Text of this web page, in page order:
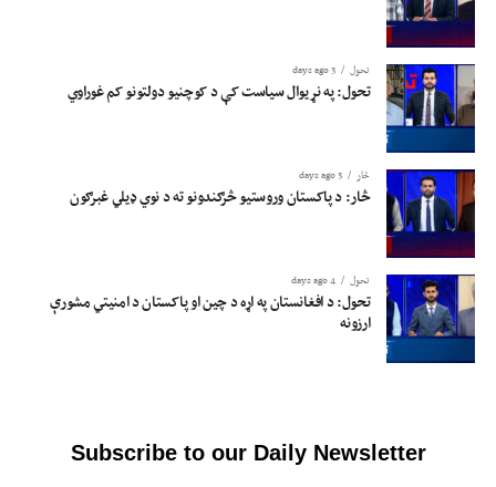
تحول 3 days ago
تحول: په نړیوال سیاست کې د کوچنیو دولتونو کم غوراوي
څار 3 days ago
څار: د پاکستان وروستیو څرګندونو ته د نوي ډیلي غبرګون
تحول 4 days ago
تحول: د افغانستان په اړه د چین او پاکستان د امنیتي مشورې
ارزونه
Subscribe to our Daily Newsletter